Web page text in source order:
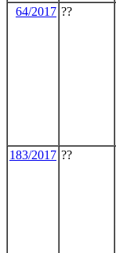
64/2017 ??
183/2017 ??